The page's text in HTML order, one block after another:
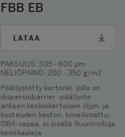
FBB EB
LATAA
PAKSUUS: 305 - 600 μm
NELIÖPAINO : 200 - 350 g/m2
Päällystetty kartonki, jolla on
dispersiobarrier -päällyste
antaen keskinkertaisen öljyn- ja
kosteuden keston, kovaliimattu,
OBA-vapaa, ei sisällä fluorinoituja
kemikaaleja